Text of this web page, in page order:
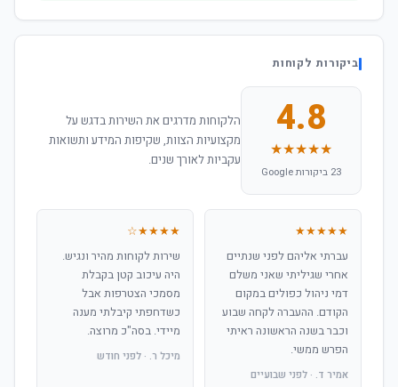
ביקורות לקוחות
4.8
★★★★★
23 ביקורות Google
הלקוחות מדרגים את השירות בדגש על
מקצועיות הצוות, שקיפות המידע ותשואות
עקביות לאורך שנים.
★★★★★
עברתי אליהם לפני שנתיים
אחרי שגיליתי שאני משלם
דמי ניהול כפולים במקום
הקודם. ההעברה לקחה שבוע
וכבר בשנה הראשונה ראיתי
הפרש ממשי.
אמיר ד. · לפני שבועיים
★★★★☆
שירות לקוחות מהיר ונגיש.
היה עיכוב קטן בקבלת
מסמכי הצטרפות אבל
כשדחפתי קיבלתי מענה
מיידי. בסה"כ מרוצה.
מיכל ר. · לפני חודש